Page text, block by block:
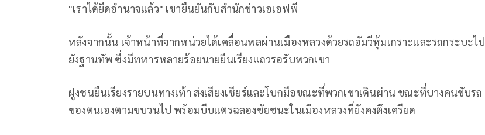
"เราได้ยึดอำนาจแล้ว" เขายืนยันกับสำนักข่าวเอเอฟพี
หลังจากนั้น เจ้าหน้าที่จากหน่วยได้เคลื่อนพลผ่านเมืองหลวงด้วยรถฮัมวีหุ้มเกราะและรถกระบะไป
ยังฐานทัพ ซึ่งมีทหารหลายร้อยนายยืนเรียงแถวรอรับพวกเขา
ฝูงชนยืนเรียงรายบนทางเท้า ส่งเสียงเชียร์และโบกมือขณะที่พวกเขาเดินผ่าน ขณะที่บางคนขับรถ
ของตนเองตามขบวนไป พร้อมบีบแตรฉลองชัยชนะในเมืองหลวงที่ยังคงตึงเครียด